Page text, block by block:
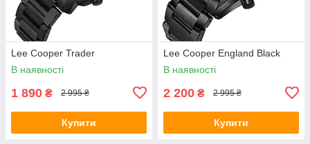
Lee Cooper Trader
В наявності
1 890 ₴ 2 995 ₴
Купити
Lee Cooper England Black
В наявності
2 200 ₴ 2 995 ₴
Купити